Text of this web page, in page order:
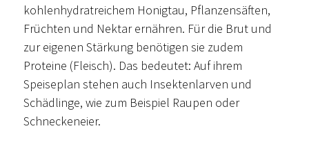
kohlenhydratreichem Honigtau, Pflanzensäften,
Früchten und Nektar ernähren. Für die Brut und
zur eigenen Stärkung benötigen sie zudem
Proteine (Fleisch). Das bedeutet: Auf ihrem
Speiseplan stehen auch Insektenlarven und
Schädlinge, wie zum Beispiel Raupen oder
Schneckeneier.